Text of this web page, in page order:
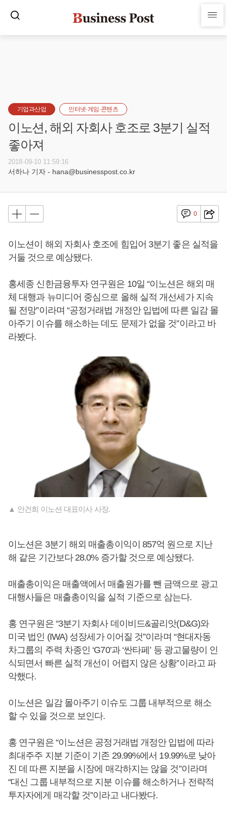
기업과산업 인터넷·게임·콘텐츠
이노션, 해외 자회사 호조로 3분기 실적
좋아져
2018-09-10 11:59:16
서하나 기자 - hana@businesspost.co.kr
0
이노션이 해외 자회사 호조에 힘입어 3분기 좋은 실적을
거둘 것으로 예상됐다.
홍세종 신한금융투자 연구원은 10일 “이노션은 해외 매
체 대행과 뉴미디어 중심으로 올해 실적 개선세가 지속
될 전망”이라며 “공정거래법 개정안 입법에 따른 일감 몰
아주기 이슈를 해소하는 데도 문제가 없을 것”이라고 바
라봤다.
▲ 안건희 이노션 대표이사 사장.
이노션은 3분기 해외 매출총이익이 857억 원으로 지난
해 같은 기간보다 28.0% 증가할 것으로 예상됐다.
매출총이익은 매출액에서 매출원가를 뺀 금액으로 광고
대행사들은 매출총이익을 실적 기준으로 삼는다.
홍 연구원은 “3분기 자회사 데이비드&골리앗(D&G)와
미국 법인 (IWA) 성장세가 이어질 것”이라며 “현대자동
차그룹의 주력 차종인 ‘G70’과 ‘싼타페’ 등 광고물량이 인
식되면서 빠른 실적 개선이 어렵지 않은 상황”이라고 파
악했다.
이노션은 일감 몰아주기 이슈도 그룹 내부적으로 해소
할 수 있을 것으로 보인다.
홍 연구원은 “이노션은 공정거래법 개정안 입법에 따라
최대주주 지분 기준이 기존 29.99%에서 19.99%로 낮아
진 데 따른 지분을 시장에 매각하지는 않을 것”이라며
“대신 그룹 내부적으로 지분 이슈를 해소하거나 전략적
투자자에게 매각할 것”이라고 내다봤다.